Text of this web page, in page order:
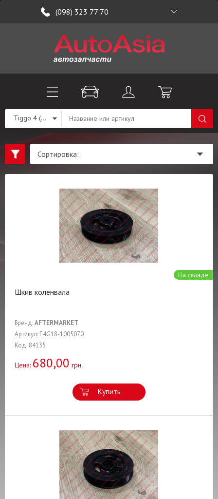
(098) 323 77 70
Tiggo 4 (T19)
На складе
Шкив коленвала
Бренд:AFTERMARKET
Артикул: E4G18-1005070
Код: 84135
Цена: 680,00 грн.
Купить